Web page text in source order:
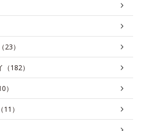
）
182）
）
）